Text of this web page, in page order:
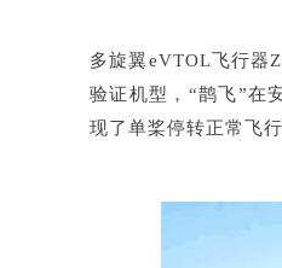
多旋翼eVTOL飞行器
验证机型，“鹊飞”在
现了单桨停转正常飞